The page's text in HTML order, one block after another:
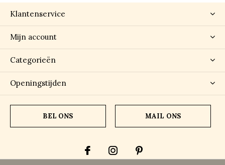
Klantenservice
Mijn account
Categorieën
Openingstijden
BEL ONS MAIL ONS